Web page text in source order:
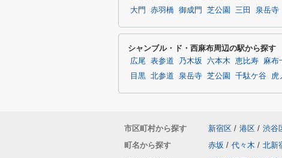
大門
赤羽橋 御成門 芝公園 三田 泉岳寺
シャンブル・ド・西麻布周辺の駅から探す
広尾 表参道 乃木坂 六本木 恵比寿 麻布
目黒 北参道 泉岳寺 芝公園 千駄ケ谷 虎
市区町村から探す 新宿区 / 港区 / 渋谷
町名から探す
赤坂 / 代々木 / 北新